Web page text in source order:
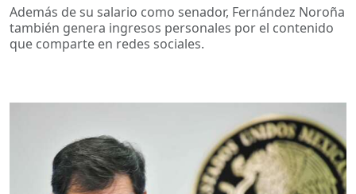
Además de su salario como senador, Fernández Noroña
también genera ingresos personales por el contenido
que comparte en redes sociales.